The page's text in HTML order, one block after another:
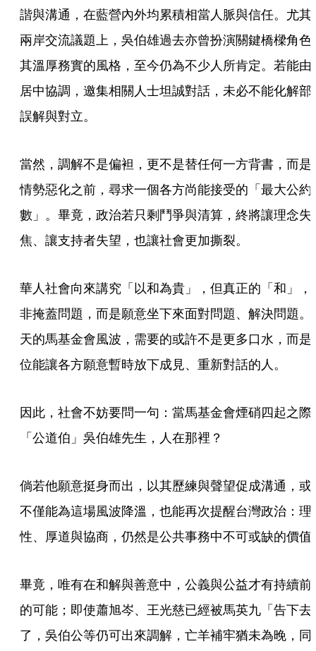
諧與溝通，在藍營內外均累積相當人脈與信任。尤其
兩岸交流議題上，吳伯雄過去亦曾扮演關鍵橋樑角色
其溫厚務實的風格，至今仍為不少人所肯定。若能由
居中協調，邀集相關人士坦誠對話，未必不能化解部
誤解與對立。
當然，調解不是偏袒，更不是替任何一方背書，而是
情勢惡化之前，尋求一個各方尚能接受的「最大公約
數」。畢竟，政治若只剩鬥爭與清算，終將讓理念失
焦、讓支持者失望，也讓社會更加撕裂。
華人社會向來講究「以和為貴」，但真正的「和」，
非掩蓋問題，而是願意坐下來面對問題、解決問題。
天的馬基金會風波，需要的或許不是更多口水，而是
位能讓各方願意暫時放下成見、重新對話的人。
因此，社會不妨要問一句：當馬基金會煙硝四起之際
「公道伯」吳伯雄先生，人在那裡？
倘若他願意挺身而出，以其歷練與聲望促成溝通，或
不僅能為這場風波降溫，也能再次提醒台灣政治：理
性、厚道與協商，仍然是公共事務中不可或缺的價值
畢竟，唯有在和解與善意中，公義與公益才有持續前
的可能；即使蕭旭岑、王光慈已經被馬英九「告下去
了，吳伯公等仍可出來調解，亡羊補牢猶未為晚，同